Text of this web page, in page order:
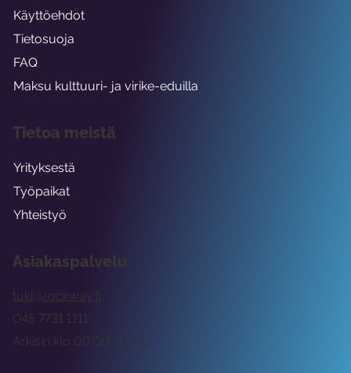
Asiakaspalvelu
tuki@rockway.fi
Arkisin klo 09:00 -15:00
045 7731 1111
Käyttöehdot
Tietosuoja
FAQ
Maksu kulttuuri- ja virike-eduilla
Tietoa meistä
Yrityksestä
Työpaikat
Yhteistyö